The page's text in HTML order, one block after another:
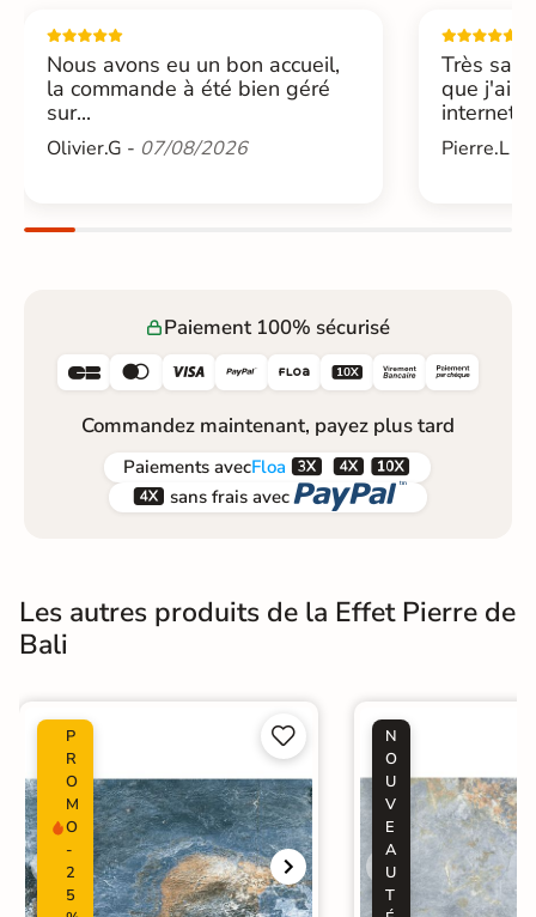
Nous avons eu un bon accueil,
la commande à été bien géré
sur...
Olivier.G - 07/08/2026
Très
que j'ai
internet....
Pierre.L -
Paiement 100% sécurisé
     
Commandez maintenant, payez plus tard
Paiements avecFloa  
 sans frais avec 
Les autres produits de la Effet Pierre de
Bali
P
R
O
M
O
-
2
5


N
O
U
V
E
A
U
T